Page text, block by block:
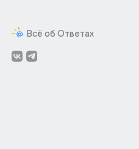
Всё об Ответах